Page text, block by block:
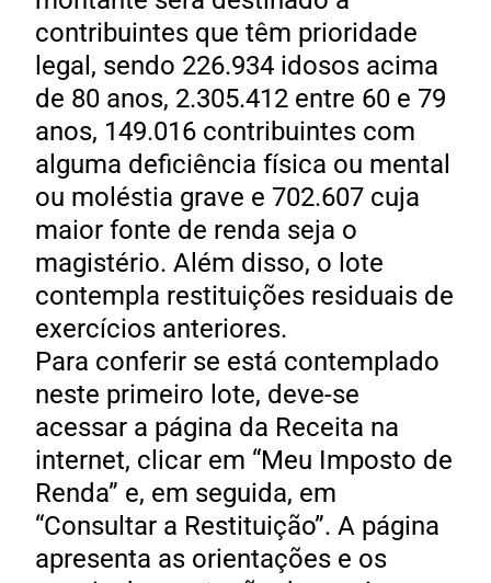
contribuintes que têm prioridade
legal, sendo 226.934 idosos acima
de 80 anos, 2.305.412 entre 60 e 79
anos, 149.016 contribuintes com
alguma deficiência física ou mental
ou moléstia grave e 702.607 cuja
maior fonte de renda seja o
magistério. Além disso, o lote
contempla restituições residuais de
exercícios anteriores.
Para conferir se está contemplado
neste primeiro lote, deve-se
acessar a página da Receita na
internet, clicar em “Meu Imposto de
Renda” e, em seguida, em
“Consultar a Restituição”. A página
apresenta as orientações e os